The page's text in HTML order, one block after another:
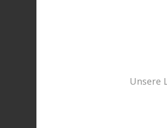
Unsere